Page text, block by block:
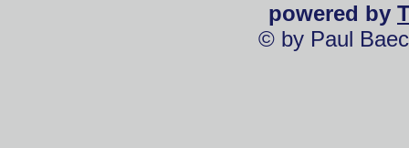
powered by
© by Paul